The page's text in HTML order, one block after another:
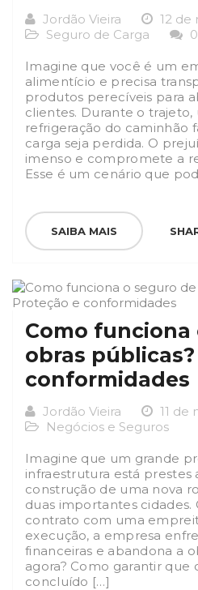
Jordão Vieira
12 de
Seguro de Carga
0
Imagine que você é um
alimentício e precisa
produtos perecíveis para
clientes. Durante o
refrigeração do caminhão
carga seja perdida. O
imenso e compromete a
Esse é um cenário que
SAIBA MAIS
Como funciona
obras
conformidades
Jordão Vieira
11 de
Negócios e Seguros
Imagine que um grande
infraestrutura está prestes
construção de uma nova
duas importantes
contrato com uma
execução, a empresa
financeiras e abandona a
agora? Como garantir que
concluído […]